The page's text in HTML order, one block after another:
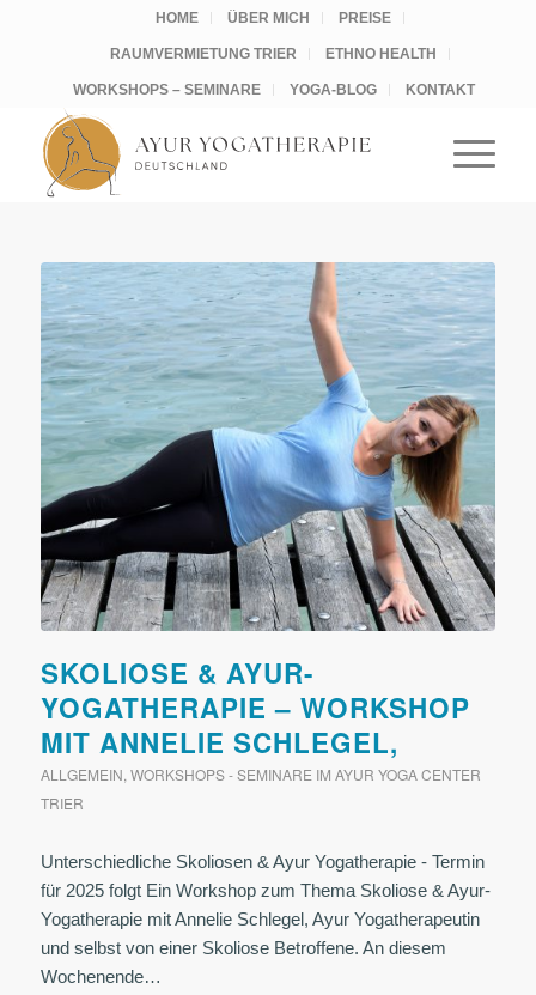
HOME ÜBER MICH PREISE
RAUMVERMIETUNG TRIER ETHNO HEALTH
WORKSHOPS – SEMINARE YOGA-BLOG KONTAKT
SKOLIOSE & AYUR-
YOGATHERAPIE – WORKSHOP
MIT ANNELIE SCHLEGEL,
ALLGEMEIN, WORKSHOPS - SEMINARE IM AYUR YOGA CENTER
TRIER
Unterschiedliche Skoliosen & Ayur Yogatherapie - Termin
für 2025 folgt Ein Workshop zum Thema Skoliose & Ayur-
Yogatherapie mit Annelie Schlegel, Ayur Yogatherapeutin
und selbst von einer Skoliose Betroffene. An diesem
Wochenende…